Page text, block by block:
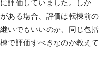
評価していました。しか
ある場合、評価は転棟前の
いでもいいのか、同じ包括
で評価すべきなのか教えて